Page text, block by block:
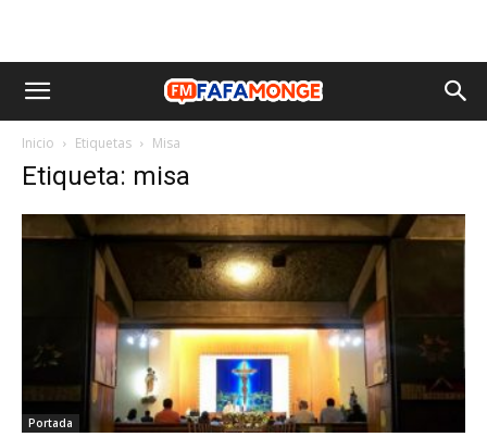
Inicio Etiquetas Misa
Etiqueta: misa
Portada